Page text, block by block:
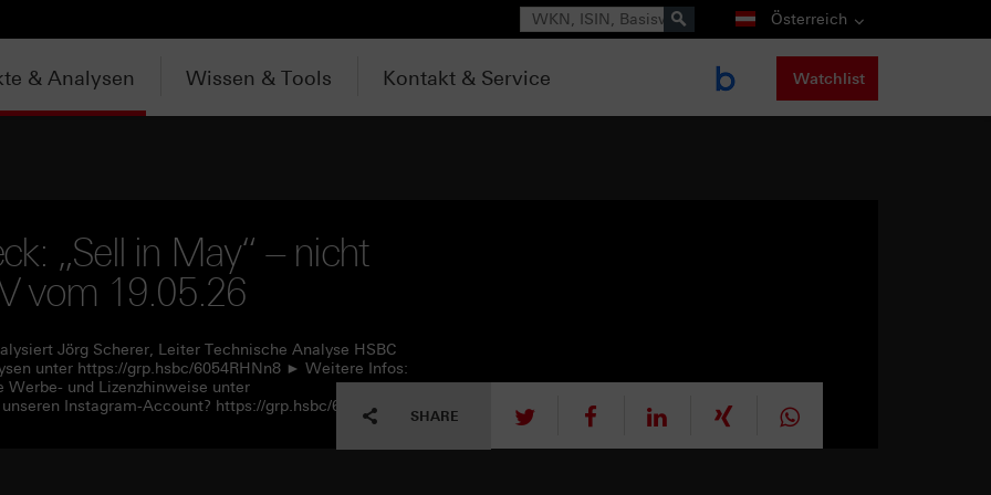
Suche Österreich
& Analysen Wissen & Tools Kontakt & Service Watchlist
„Sell in May“ – nicht
vom 19.05.26
Jörg Scherer, Leiter Technische Analyse HSBC
unter https://grp.hsbc/6054RHNn8 ► Weitere Infos:
und Lizenzhinweise unter
Instagram-Account? https://grp.hsbc/6057RHNn1
SHARE tweet mitteilen